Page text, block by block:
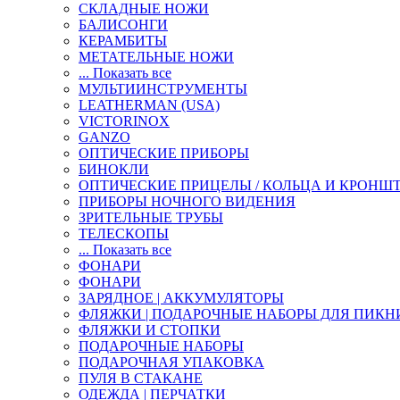
СКЛАДНЫЕ НОЖИ
БАЛИСОНГИ
КЕРАМБИТЫ
МЕТАТЕЛЬНЫЕ НОЖИ
... Показать все
МУЛЬТИИНСТРУМЕНТЫ
LEATHERMAN (USA)
VICTORINOX
GANZO
ОПТИЧЕСКИЕ ПРИБОРЫ
БИНОКЛИ
ОПТИЧЕСКИЕ ПРИЦЕЛЫ / КОЛЬЦА И
ПРИБОРЫ НОЧНОГО ВИДЕНИЯ
ЗРИТЕЛЬНЫЕ ТРУБЫ
ТЕЛЕСКОПЫ
... Показать все
ФОНАРИ
ФОНАРИ
ЗАРЯДНОЕ | АККУМУЛЯТОРЫ
ФЛЯЖКИ | ПОДАРОЧНЫЕ НАБОРЫ ДЛЯ
ФЛЯЖКИ И СТОПКИ
ПОДАРОЧНЫЕ НАБОРЫ
ПОДАРОЧНАЯ УПАКОВКА
ПУЛЯ В СТАКАНЕ
ОДЕЖДА | ПЕРЧАТКИ